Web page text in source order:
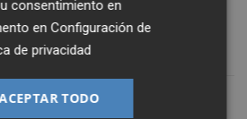
consentimiento en
enConfiguración de
de privacidad
TODO